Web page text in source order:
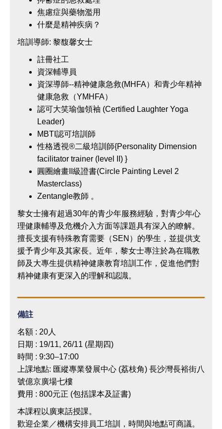
焦慮症與藥物濫用
什麼是精神疾病？
培訓導師: 黎馥馨女士
註冊社工
資深輔導員
資深導師--精神健康急救(MHFA）和青少年精神
健康急救（YMHFA）
認可大笑瑜伽領袖 (Certified Laughter Yoga
Leader)
MBTI認可培訓師
性格透視®二級培訓師{Personality Dimension
facilitator trainer (level II) }
圓圈繪畫II級證書(Circle Painting Level 2
Masterclass)
Zentangle教師 。
黎女士擁有超過30年的青少年服務經驗，對青少年心
理健康輔導及危機介入方面等課題具有深入的瞭解。
擅長支援有特殊教育需要（SEN）的學生，並提供支
援予青少年及其家長。近年，黎女士專注於為在職教
師及大專生提供精神健康教育培訓工作，促進他們對
精神健康有更深入的理解和認識。
備註
名額 : 20人
日期 : 19/11, 26/11 (星期四)
時間 : 9:30–17:00
上課地點: 匯縱專業發展中心 (荔枝角) 長沙灣長裕街八
號億京廣場七樓
費用 : 800元正 (包括課本及証書)
本課程以廣東話授課。
歡迎企業／機構安排員工培訓，時間與地點可商議。